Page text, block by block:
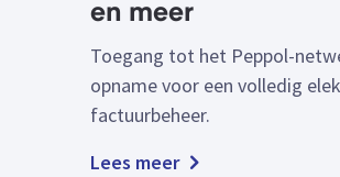
en meer
Toegang tot het Peppol-
opname voor een volledig
factuurbeheer.
Lees meer